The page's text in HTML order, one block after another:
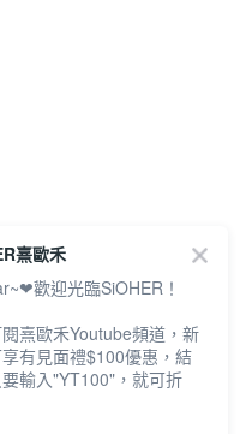
熹歐禾
歡迎光臨SiOHER！
熹歐禾Youtube頻道，新
有見面禮$100優惠，結
輸入"YT100"，就可折